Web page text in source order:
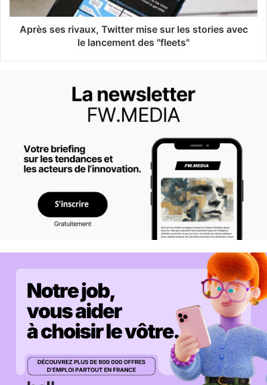
Après ses rivaux, Twitter mise sur les stories avec
le lancement des "fleets"